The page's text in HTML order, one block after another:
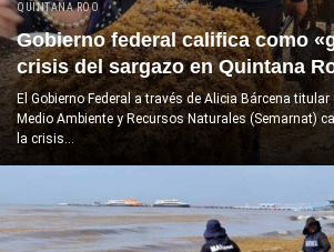
QUINTANA ROO
Gobierno federal califica como
crisis del sargazo en Quintana
El Gobierno Federal a través de Alicia Bárcena titular
Medio Ambiente y Recursos Naturales (Semarnat)
la crisis...